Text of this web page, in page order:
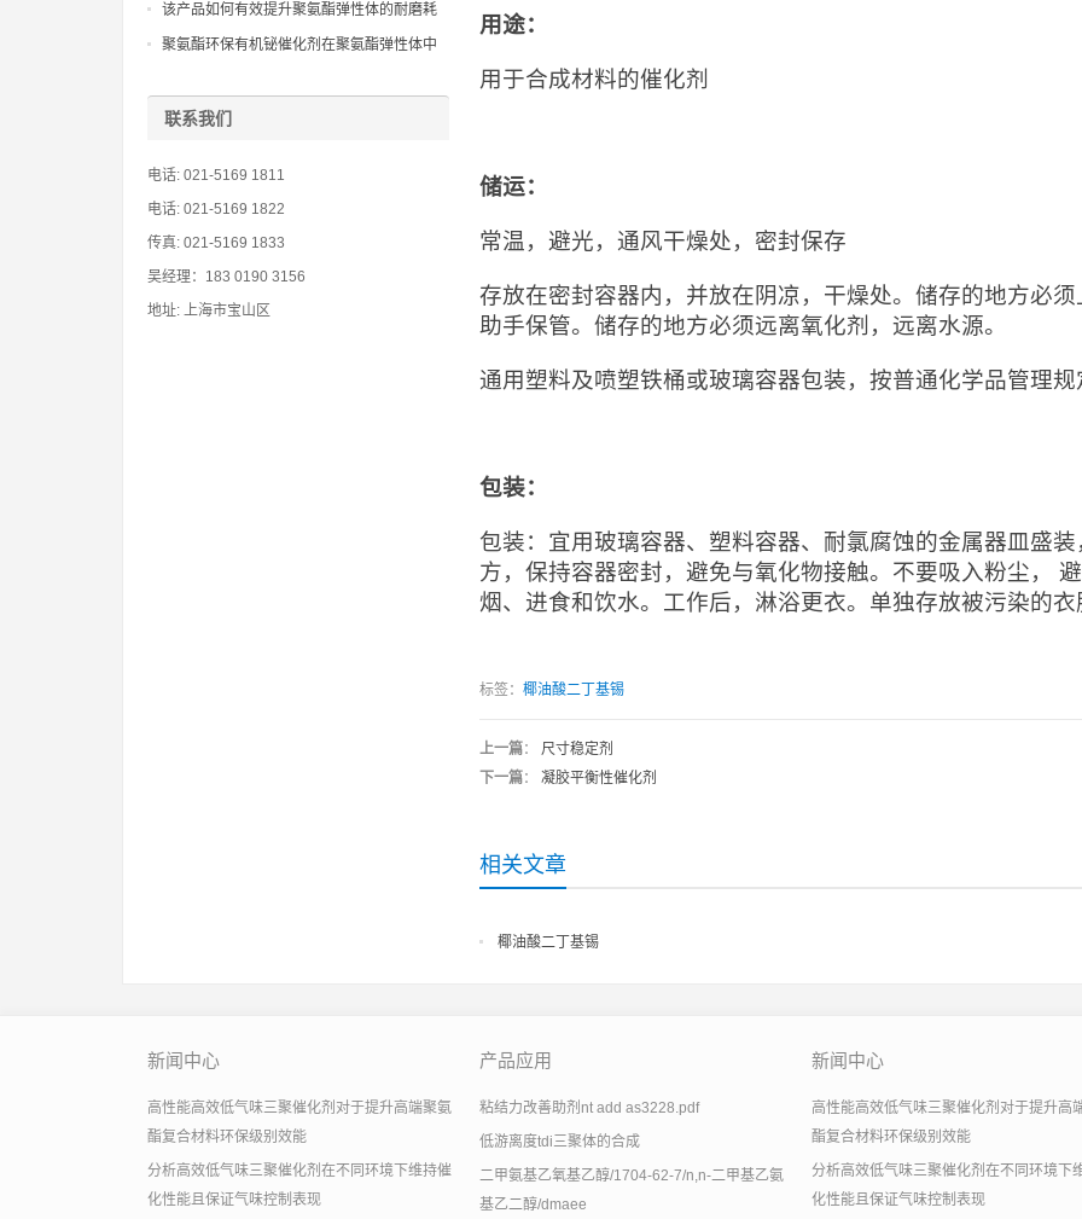
用途：
用于合成材料的催化剂
储运：
常温，避光，通风干燥处，密封保存
存放在密封容器内，并放在阴凉，干燥处。储存的地方必
助手保管。储存的地方必须远离氧化剂，远离水源。
通用塑料及喷塑铁桶或玻璃容器包装，按普通化学品管理
包装：
包装：宜用玻璃容器、塑料容器、耐氯腐蚀的金属器皿盛
方，保持容器密封，避免与氧化物接触。不要吸入粉尘，
烟、进食和饮水。工作后，淋浴更衣。单独存放被污染的
标签： 椰油酸二丁基锡
上一篇： 尺寸稳定剂
下一篇： 凝胶平衡性催化剂
相关文章
椰油酸二丁基锡
该产品如何有效提升聚氨酯弹性体的耐磨耗
性与抗撕裂强度
聚氨酯环保有机铋催化剂在聚氨酯弹性体中
联系我们
电话: 021-5169 1811
电话: 021-5169 1822
传真: 021-5169 1833
吴经理：183 0190 3156
地址: 上海市宝山区
新闻中心
高性能高效低气味三聚催化剂对于提升高端聚氨
酯复合材料环保级别效能
分析高效低气味三聚催化剂在不同环境下维持催
化性能且保证气味控制表现
产品应用
粘结力改善助剂nt add as3228.pdf
低游离度tdi三聚体的合成
二甲氨基乙氧基乙醇/1704-62-7/n,n-二甲基乙氨
基乙二醇/dmaee
新闻中心
高性能高效低气味三聚催化剂对于提升高
酯复合材料环保级别效能
分析高效低气味三聚催化剂在不同环境下
化性能且保证气味控制表现